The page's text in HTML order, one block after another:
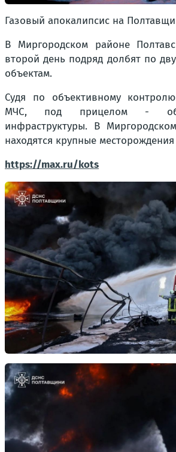
Газовый апокалипсис на
В Миргородском районе
второй день подряд долбят по
объектам.
Судя по объективному
МЧС, под прицелом -
инфраструктуры. В
находятся крупные месторождения
https://max.ru/kots